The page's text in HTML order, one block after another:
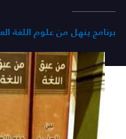
برنامج ينهل من علوم اللغة